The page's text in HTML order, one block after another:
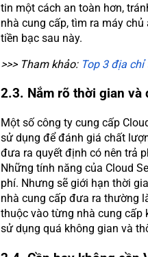
tin một cách an toàn hơn,
nhà cung cấp, tìm ra máy
tiền bạc sau này.
>>> Tham khảo: Top 3 địa
2.3. Nắm rõ thời gian
Một số công ty cung cấp
sử dụng để đánh giá chất
đưa ra quyết định có nên trả
Những tính năng của Cloud
phí. Nhưng sẽ giới hạn thời
nhà cung cấp đưa ra thường
thuộc vào từng nhà cung cấp
sử dụng quá không gian và